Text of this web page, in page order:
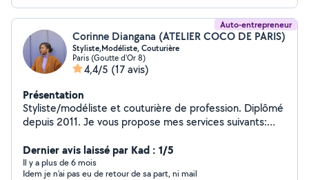
Auto-entrepreneur
Corinne Diangana (ATELIER COCO DE PARIS)
Styliste,Modéliste, Couturière
Paris (Goutte d'Or 8)
4,4/5 (17 avis)
Présentation
Styliste/modéliste et couturière de profession. Diplômé
depuis 2011. Je vous propose mes services suivants:
Retouche. INSTAGRAM : ateliercocodeparis
Dernier avis laissé par Kad : 1/5
Il y a plus de 6 mois
Idem je n’ai pas eu de retour de sa part, ni mail